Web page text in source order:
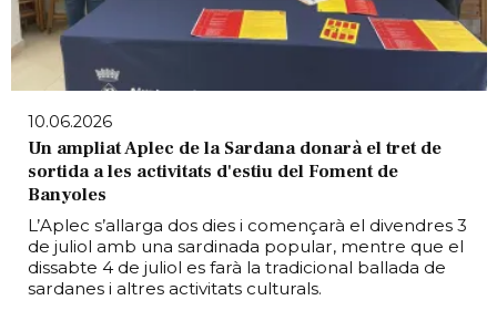
10.06.2026
Un ampliat Aplec de la Sardana donarà el tret de
sortida a les activitats d'estiu del Foment de
Banyoles
L’Aplec s’allarga dos dies i començarà el divendres 3
de juliol amb una sardinada popular, mentre que el
dissabte 4 de juliol es farà la tradicional ballada de
sardanes i altres activitats culturals.